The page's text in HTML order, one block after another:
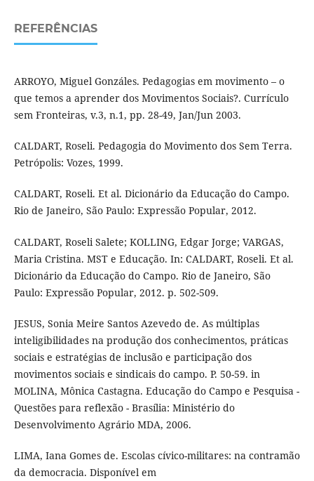
REFERÊNCIAS
ARROYO, Miguel Gonzáles. Pedagogias em movimento – o
que temos a aprender dos Movimentos Sociais?. Currículo
sem Fronteiras, v.3, n.1, pp. 28-49, Jan/Jun 2003.
CALDART, Roseli. Pedagogia do Movimento dos Sem Terra.
Petrópolis: Vozes, 1999.
CALDART, Roseli. Et al. Dicionário da Educação do Campo.
Rio de Janeiro, São Paulo: Expressão Popular, 2012.
CALDART, Roseli Salete; KOLLING, Edgar Jorge; VARGAS,
Maria Cristina. MST e Educação. In: CALDART, Roseli. Et al.
Dicionário da Educação do Campo. Rio de Janeiro, São
Paulo: Expressão Popular, 2012. p. 502-509.
JESUS, Sonia Meire Santos Azevedo de. As múltiplas
inteligibilidades na produção dos conhecimentos, práticas
sociais e estratégias de inclusão e participação dos
movimentos sociais e sindicais do campo. P. 50-59. in
MOLINA, Mônica Castagna. Educação do Campo e Pesquisa -
Questões para reflexão - Brasília: Ministério do
Desenvolvimento Agrário MDA, 2006.
LIMA, Iana Gomes de. Escolas cívico-militares: na contramão
da democracia. Disponível em